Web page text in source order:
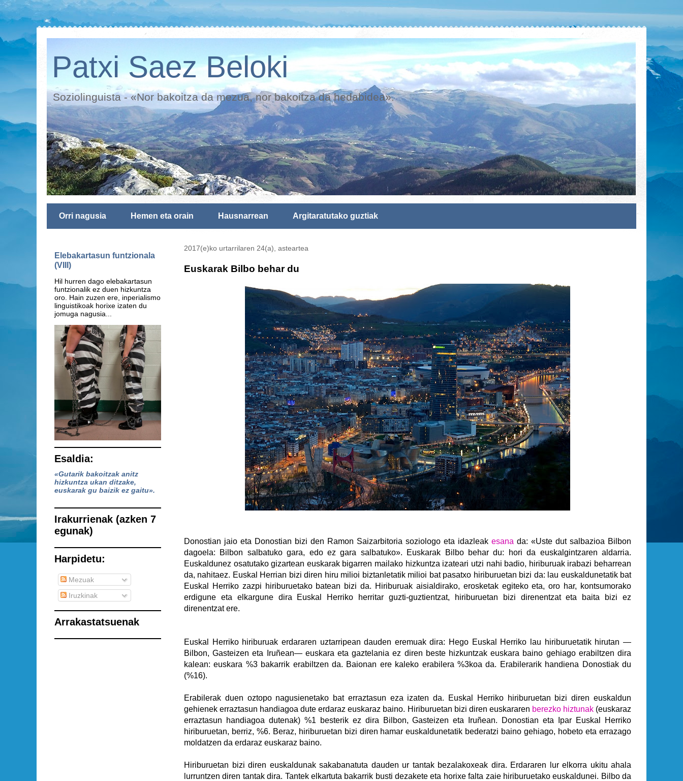
Patxi Saez Beloki
Soziolinguista - «Nor bakoitza da mezua, nor bakoitza da hedabidea».
Orri nagusia Hemen eta orain Hausnarrean Argitaratutako guztiak
2017(e)ko urtarrilaren 24(a), asteartea
Euskarak Bilbo behar du
Donostian jaio eta Donostian bizi den Ramon Saizarbitoria soziologo eta idazleak esana da: «Uste dut salbazioa Bilbon
dagoela: Bilbon salbatuko gara, edo ez gara salbatuko». Euskarak Bilbo behar du: hori da euskalgintzaren aldarria.
Euskaldunez osatutako gizartean euskarak bigarren mailako hizkuntza izateari utzi nahi badio, hiriburuak irabazi beharrean
da, nahitaez. Euskal Herrian bizi diren hiru milioi biztanletatik milioi bat pasatxo hiriburuetan bizi da: lau euskaldunetatik bat
Euskal Herriko zazpi hiriburuetako batean bizi da. Hiriburuak aisialdirako, erosketak egiteko eta, oro har, kontsumorako
erdigune eta elkargune dira Euskal Herriko herritar guzti-guztientzat, hiriburuetan bizi direnentzat eta baita bizi ez
direnentzat ere.
Euskal Herriko hiriburuak erdararen uztarripean dauden eremuak dira: Hego Euskal Herriko lau hiriburuetatik hirutan —
Bilbon, Gasteizen eta Iruñean—euskara eta gaztelania ez diren beste hizkuntzak euskara baino gehiago erabiltzen dira
kalean: euskara %3 bakarrik erabiltzen da. Baionan ere kaleko erabilera %3koa da. Erabilerarik handiena Donostiak du
(%16).
Erabilerak duen oztopo nagusienetako bat erraztasun eza izaten da. Euskal Herriko hiriburuetan bizi diren euskaldun
gehienek erraztasun handiagoa dute erdaraz euskaraz baino. Hiriburuetan bizi diren euskararen berezko hiztunak(euskaraz
erraztasun handiagoa dutenak) %1 besterik ez dira Bilbon, Gasteizen eta Iruñean. Donostian eta Ipar Euskal Herriko
hiriburuetan, berriz, %6. Beraz, hiriburuetan bizi diren hamar euskaldunetatik bederatzi baino gehiago, hobeto eta errazago
moldatzen da erdaraz euskaraz baino.
Hiriburuetan bizi diren euskaldunak sakabanatuta dauden ur tantak bezalakoxeak dira. Erdararen lur elkorra ukitu ahala
lurruntzen diren tantak dira. Tantek elkartuta bakarrik busti dezakete eta horixe falta zaie hiriburuetako euskaldunei. Bilbo da
Elebakartasun funtzionala
(VIII)
Hil hurren dago elebakartasun
funtzionalik ez duen hizkuntza
oro. Hain zuzen ere, inperialismo
linguistikoak horixe izaten du
jomuga nagusia...
Esaldia:
«Gutarik bakoitzak anitz
hizkuntza ukan ditzake,
euskarak gu baizik ez gaitu».
Irakurrienak (azken 7
egunak)
Harpidetu:
Mezuak
Iruzkinak
Arrakastatsuenak